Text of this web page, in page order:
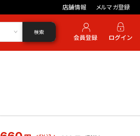
店舗情報 メルマガ登録
検索